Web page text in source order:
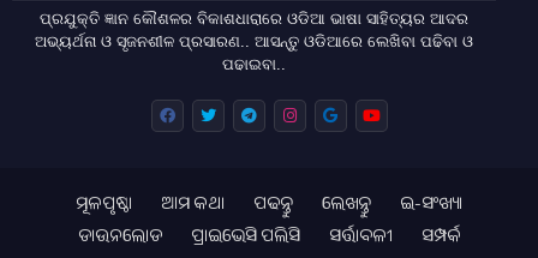
ପ୍ରଯୁକ୍ତି ଜ୍ଞାନ କୌଶଳର ବିକାଶଧାରାରେ ଓଡିଆ ଭାଷା ସାହିତ୍ୟର ଆଦର
ଅଭ୍ୟର୍ଥନା ଓ ସୃଜନଶୀଳ ପ୍ରସାରଣ.. ଆସନ୍ତୁ ଓଡିଆରେ ଲେଖିବା ପଢିବା ଓ
ପଢାଇବା..
ମୂଳପୃଷ୍ଠା ଆମ କଥା ପଢନ୍ତୁ ଲେଖନ୍ତୁ
ଇ-ସଂଖ୍ୟା
ଡାଉନଲୋଡ
ପ୍ରାଇଭେସି ପଲିସି ସର୍ତ୍ତାବଳୀ ସମ୍ପର୍କ